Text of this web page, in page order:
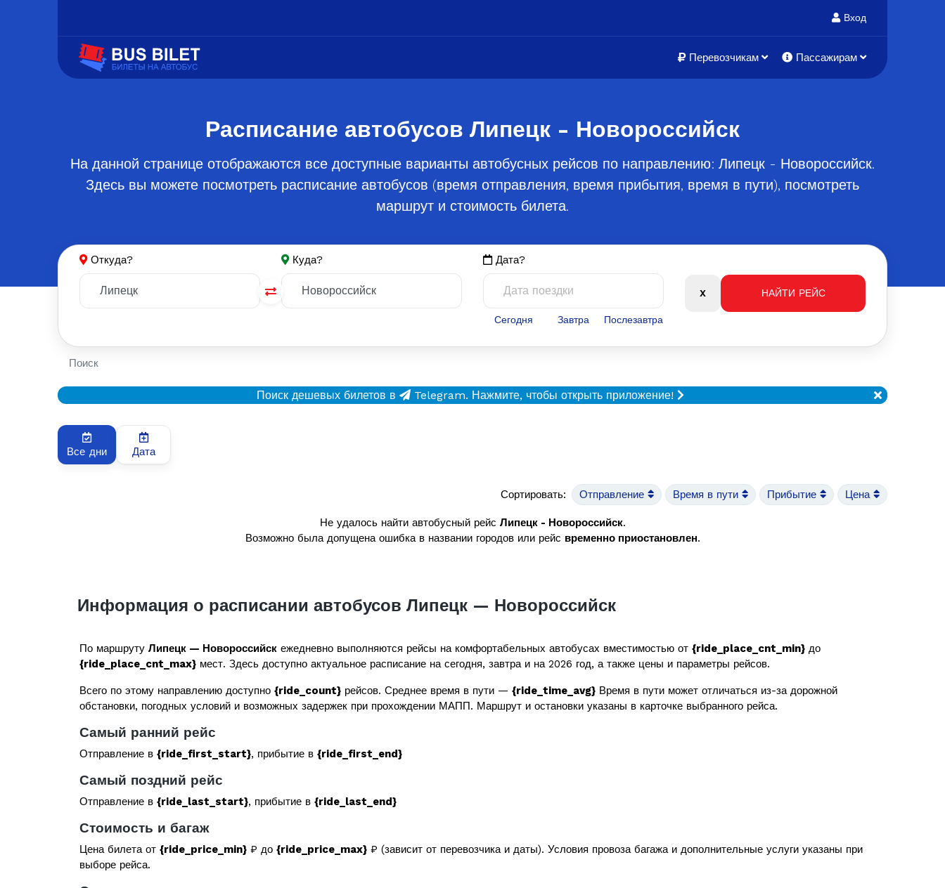
Вход
Перевозчикам Пассажирам
Расписание автобусов Липецк - Новороссийск
На данной странице отображаются все доступные варианты автобусных рейсов по направлению: Липецк - Новороссийск.
Здесь вы можете посмотреть расписание автобусов (время отправления, время прибытия, время в пути), посмотреть
маршрут и стоимость билета.
Откуда? Куда? Дата?
Сегодня Завтра Послезавтра
Поиск
Поиск дешевых билетов в Telegram. Нажмите, чтобы открыть приложение!
Все дни Дата
Сортировать: Отправление Время в пути Прибытие Цена
Не удалось найти автобусный рейс Липецк - Новороссийск.
Возможно была допущена ошибка в названии городов или рейс временно приостановлен.
Информация о расписании автобусов Липецк — Новороссийск
По маршруту Липецк — Новороссийск ежедневно выполняются рейсы на комфортабельных автобусах вместимостью от {ride_place_cnt_min} до
{ride_place_cnt_max} мест. Здесь доступно актуальное расписание на сегодня, завтра и на 2026 год, а также цены и параметры рейсов.
Всего по этому направлению доступно {ride_count} рейсов. Среднее время в пути — {ride_time_avg} Время в пути может отличаться из-за дорожной
обстановки, погодных условий и возможных задержек при прохождении МАПП. Маршрут и остановки указаны в карточке выбранного рейса.
Самый ранний рейс
Отправление в {ride_first_start}, прибытие в {ride_first_end}
Самый поздний рейс
Отправление в {ride_last_start}, прибытие в {ride_last_end}
Стоимость и багаж
Цена билета от {ride_price_min} ₽ до {ride_price_max} ₽ (зависит от перевозчика и даты). Условия провоза багажа и дополнительные услуги указаны при
выборе рейса.